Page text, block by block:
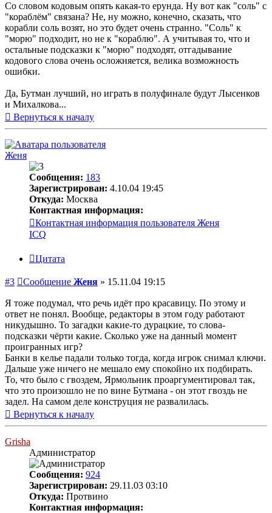
Со словом кодовым опять какая-то ерунда. Ну вот как "соль" с
"кораблём" связана? Не, ну можно, конечно, сказать, что
корабли соль возят, но это будет очень странно. "Соль" к
"морю" подходит, но не к "кораблю". А учитывая то, что и
остальные подсказки к "морю" подходят, отгадывание
кодового слова очень осложняется, велика возможность
ошибки.
Да, Бутман лучший, но играть в полуфинале будут Лысенков
и Михалкова...
Вернуться к началу
Женя
Сообщения: 183
Зарегистрирован: 4.10.04 19:45
Откуда: Москва
Контактная информация:
Контактная информация пользователя Женя
ICQ
Цитата
#3 Сообщение Женя » 15.11.04 19:15
Я тоже подумал, что речь идёт про красавицу. По этому и
ответ не понял. Вообще, редакторы в этом году работают
никудышно. То загадки какие-то дурацкие, то слова-
подсказки чёрти какие. Сколько уже на данный момент
проигранных игр?
Банки в келье падали только тогда, когда игрок снимал ключи.
Дальше уже ничего не мешало ему спокойно их подбирать.
То, что было с гвоздем, Ярмольник проаргументировал так,
что это произошло не по вине Бутмана - он этот гвоздь не
задел. На самом деле конструция не развалилась.
Вернуться к началу
Grisha
Администратор
Сообщения: 924
Зарегистрирован: 29.11.03 03:10
Откуда: Протвино
Контактная информация: